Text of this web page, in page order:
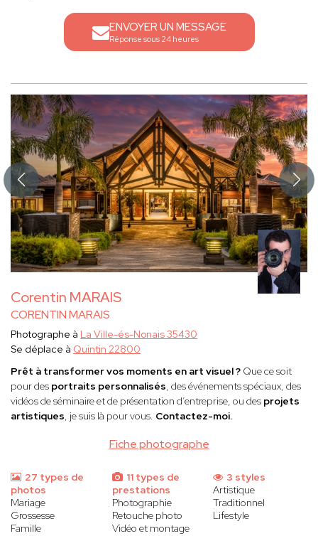
ENVOYER UN MESSAGE
Réponse sous 24 heures
Corentin MARAIS
CORENTIN MARAIS
Fiche photographe
Photographe à La Ville-és-Nonais 35430
Se déplace à Quintin 22800
Prêt à transformer vos moments en art visuel ? Que ce soit
pour des portraits personnalisés, des événements spéciaux, des
vidéos de séminaire et de présentation d’entreprise, ou des projets
artistiques, je suis là pour vous. Contactez-moi.
27 types de
photos
Mariage
Grossesse
Famille
11 types de
prestations
Photographie
Retouche photo
Vidéo et montage
3 styles
Artistique
Traditionnel
Lifestyle